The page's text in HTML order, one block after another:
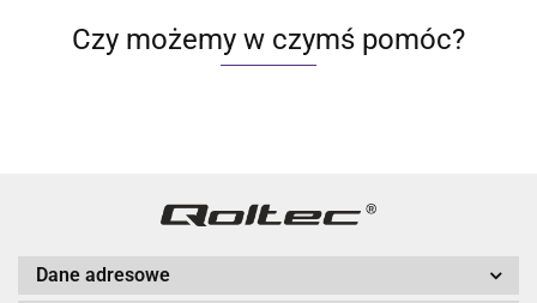
Czy możemy w czymś pomóc?
Dane adresowe